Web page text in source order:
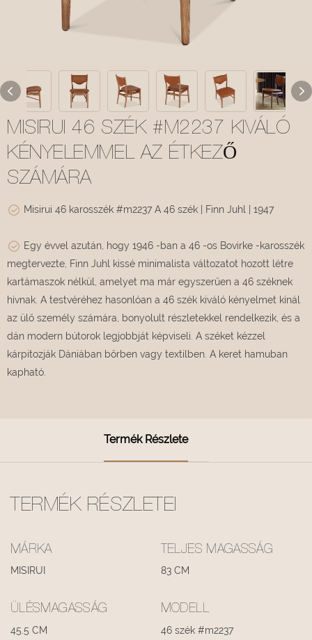
MISIRUI 46 SZÉK #M2237 KIVÁLÓ
KÉNYELEMMEL AZ ÉTKEZŐ
SZÁMÁRA
Misirui 46 karosszék #m2237 A 46 szék | Finn Juhl | 1947
Egy évvel azután, hogy 1946 -ban a 46 -os Bovirke -karosszék
megtervezte, Finn Juhl kissé minimalista változatot hozott létre
kartámaszok nélkül, amelyet ma már egyszerűen a 46 széknek
hívnak. A testvéréhez hasonlóan a 46 szék kiváló kényelmet kínál
az ülő személy számára, bonyolult részletekkel rendelkezik, és a
dán modern bútorok legjobbját képviseli. A széket kézzel
kárpitozják Dániában bőrben vagy textilben. A keret hamuban
kapható.
Termék Részlete
TERMÉK RÉSZLETEI
MÁRKA
MISIRUI
TELJES MAGASSÁG
83 CM
ÜLÉSMAGASSÁG
45.5 CM
MODELL
46 szék #m2237